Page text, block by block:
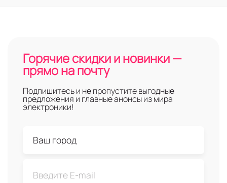
Горячие скидки и новинки —
прямо на почту
Подпишитесь и не пропустите выгодные
предложения и главные анонсы из мира
электроники!